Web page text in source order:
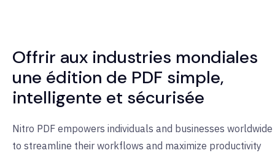
Offrir aux industries mondiales
une édition de PDF simple,
intelligente et sécurisée
Nitro PDF empowers individuals and businesses worldwide
to streamline their workflows and maximize productivity